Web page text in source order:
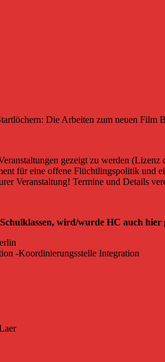
Die Arbeiten zum neuen
gezeigt zu werden (Lizenz
für eine offene Flüchtlingspolitik
Veranstaltung! Termine und Details
wird/wurde HC auch hier
-Koordinierungsstelle Integration